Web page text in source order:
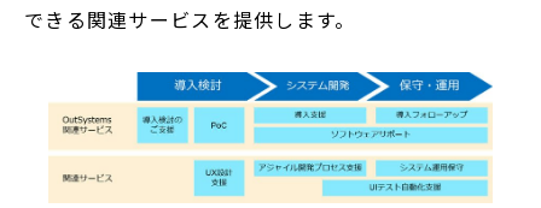
できる関連サービスを提供します。